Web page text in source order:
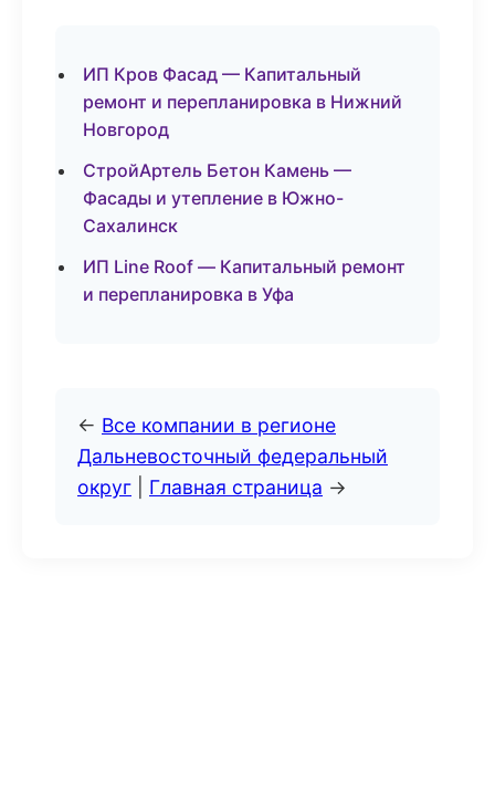
ИП Кров Фасад — Капитальный
ремонт и перепланировка в Нижний
Новгород
СтройАртель Бетон Камень —
Фасады и утепление в Южно-
Сахалинск
ИП Line Roof — Капитальный ремонт
и перепланировка в Уфа
← Все компании в регионе
Дальневосточный федеральный
округ
Главная страница →